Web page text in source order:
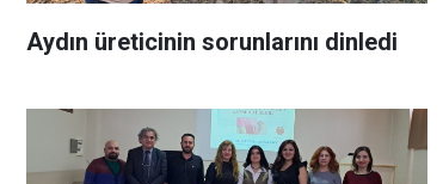
Aydın üreticinin sorunlarını dinledi